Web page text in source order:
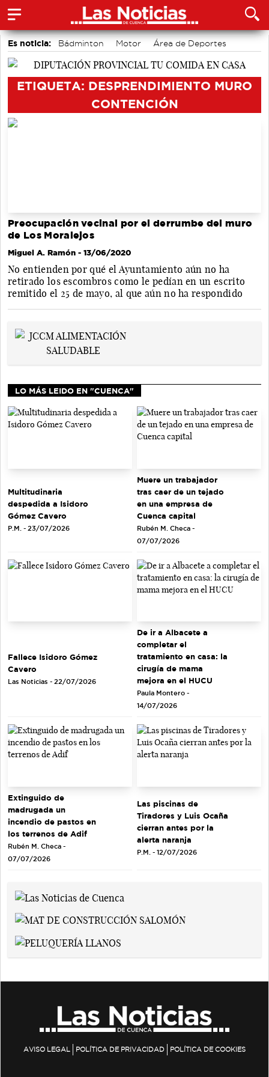
Es noticia: Bádminton Motor
Área de Deportes
Fútbol
Auditorio de Cuenca
ETIQUETA: DESPRENDIMIENTO MURO
CONTENCIÓN
Preocupación vecinal por el derrumbe del muro
de Los Moralejos
Miguel A. Ramón - 13/06/2020
No entienden por qué el Ayuntamiento aún no ha
retirado los escombros como le pedían en un escrito
remitido el 25 de mayo, al que aún no ha respondido
LO MÁS LEIDO EN "CUENCA"
Multitudinaria
despedida a Isidoro
Gómez Cavero
P.M. - 23/07/2026
Muere un trabajador
tras caer de un tejado
en una empresa de
Cuenca capital
Rubén M. Checa -
07/07/2026
Fallece Isidoro Gómez
Cavero
Las Noticias - 22/07/2026
De ir a Albacete a
completar el
tratamiento en casa: la
cirugía de mama
mejora en el HUCU
Paula Montero -
14/07/2026
Extinguido de
madrugada un
incendio de pastos en
los terrenos de Adif
Rubén M. Checa -
07/07/2026
Las piscinas de
Tiradores y Luis Ocaña
cierran antes por la
alerta naranja
P.M. - 12/07/2026
AVISO LEGAL POLÍTICA DE PRIVACIDAD POLÍTICA DE COOKIES